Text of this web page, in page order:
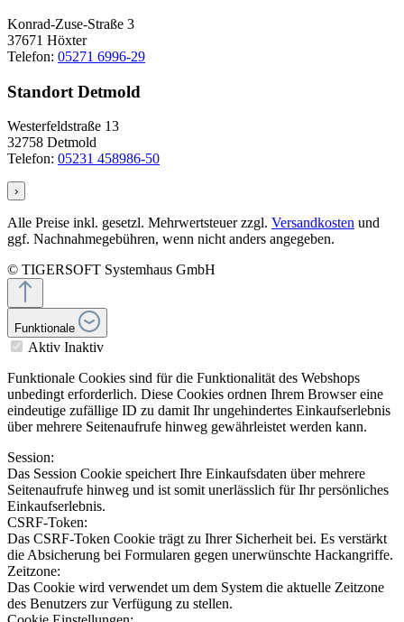
Konrad-Zuse-Straße 3
37671 Höxter
Telefon: 05271 6996-29
Standort Detmold
Westerfeldstraße 13
32758 Detmold
Telefon: 05231 458986-50
›
Alle Preise inkl. gesetzl. Mehrwertsteuer zzgl. Versandkosten und
ggf. Nachnahmegebühren, wenn nicht anders angegeben.
© TIGERSOFT Systemhaus GmbH
Funktionale
Aktiv Inaktiv
Funktionale Cookies sind für die Funktionalität des Webshops
unbedingt erforderlich. Diese Cookies ordnen Ihrem Browser eine
eindeutige zufällige ID zu damit Ihr ungehindertes Einkaufserlebnis
über mehrere Seitenaufrufe hinweg gewährleistet werden kann.
Session:
Das Session Cookie speichert Ihre Einkaufsdaten über mehrere
Seitenaufrufe hinweg und ist somit unerlässlich für Ihr persönliches
Einkaufserlebnis.
CSRF-Token:
Das CSRF-Token Cookie trägt zu Ihrer Sicherheit bei. Es verstärkt
die Absicherung bei Formularen gegen unerwünschte Hackangriffe.
Zeitzone:
Das Cookie wird verwendet um dem System die aktuelle Zeitzone
des Benutzers zur Verfügung zu stellen.